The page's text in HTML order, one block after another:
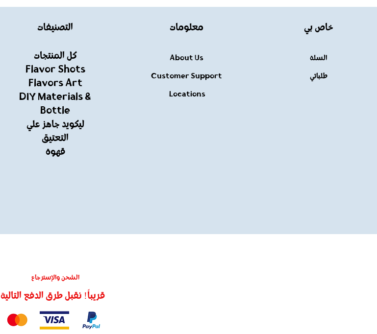
التصنيفات
كل المنتجات
Flavor Shots
Flavors Art
DIY Materials &
Bottle
ليكويد جاهز علي
التعتيق
قهوة
معلومات
About Us
Customer Support
Locations
خاص بي
السلة
طلباتي
الشحن والإسترجاع
قريباً! نقبل طرق الدفع التالية